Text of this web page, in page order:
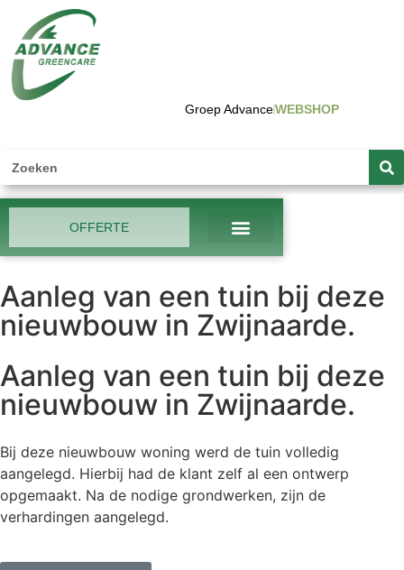
Groep AdvanceWEBSHOP
OFFERTE
Aanleg van een tuin bij deze
nieuwbouw in Zwijnaarde.
Aanleg van een tuin bij deze
nieuwbouw in Zwijnaarde.
Bij deze nieuwbouw woning werd de tuin volledig
aangelegd. Hierbij had de klant zelf al een ontwerp
opgemaakt. Na de nodige grondwerken, zijn de
verhardingen aangelegd.